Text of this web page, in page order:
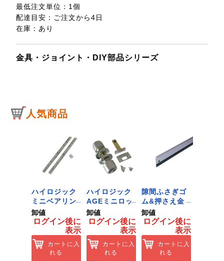
最低注文単位：1個
配達目安：ご注文から4日
在庫：あり
金具・ジョイント・DIY部品シリーズ
人気商品
ハイロジック
ミニベアリン
グタイプ 310
ミリ 72958
Hardware]
卸値
ログイン後に
表示
カートに入
れる
ハイロジック
AGEミニロッ
ク 360W
[Tools &
Hardware]
卸値
ログイン後に
表示
カートに入
れる
隙間ふさぎゴ
ム&押さえ金
物 72909
卸値
ログイン後に
表示
カートに入
れる